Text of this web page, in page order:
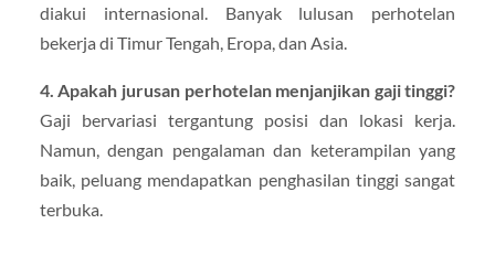
diakui internasional. Banyak lulusan perhotelan
bekerja di Timur Tengah, Eropa, dan Asia.
4. Apakah jurusan perhotelan menjanjikan gaji tinggi?
Gaji bervariasi tergantung posisi dan lokasi kerja.
Namun, dengan pengalaman dan keterampilan yang
baik, peluang mendapatkan penghasilan tinggi sangat
terbuka.